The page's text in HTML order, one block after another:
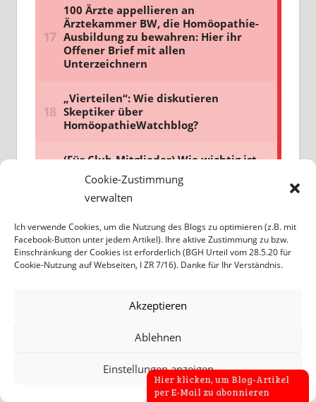
Cookie-Zustimmung
verwalten
Ich verwende Cookies, um die Nutzung des Blogs zu optimieren (z.B. mit
Facebook-Button unter jedem Artikel). Ihre aktive Zustimmung zu bzw.
Einschränkung der Cookies ist erforderlich (BGH Urteil vom 28.5.20 für
Cookie-Nutzung auf Webseiten, I ZR 7/16). Danke für Ihr Verständnis.
Akzeptieren
Ablehnen
Einstellungen anzeigen
Hier klicken, um Blog-Artikel
per E-Mail zu abonnieren